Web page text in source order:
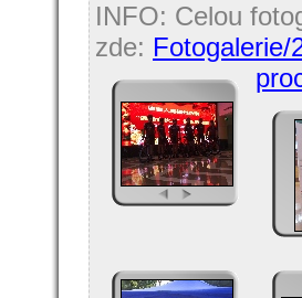
INFO: Celou
zde: Fotogalerie/